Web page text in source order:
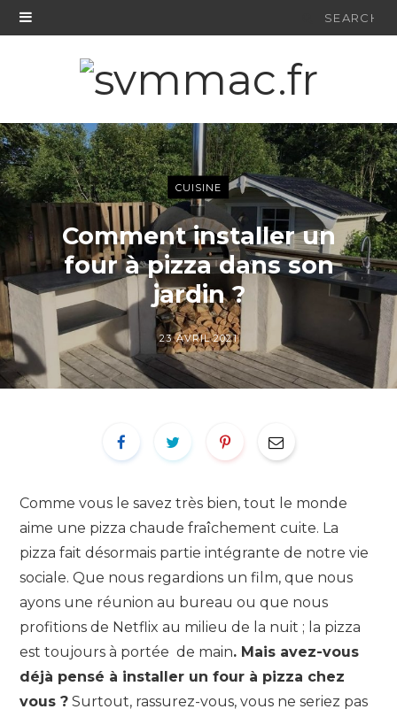
Search
CUISINE
Comment installer un
four à pizza dans son
jardin ?
23 AVRIL 2021
Comme vous le savez très bien, tout le monde
aime une pizza chaude fraîchement cuite. La
pizza fait désormais partie intégrante de notre vie
sociale. Que nous regardions un film, que nous
ayons une réunion au bureau ou que nous
profitions de Netflix au milieu de la nuit ; la pizza
est toujours à portée de main. Mais avez-vous
déjà pensé à installer un four à pizza chez
vous ? Surtout, rassurez-vous, vous ne seriez pas